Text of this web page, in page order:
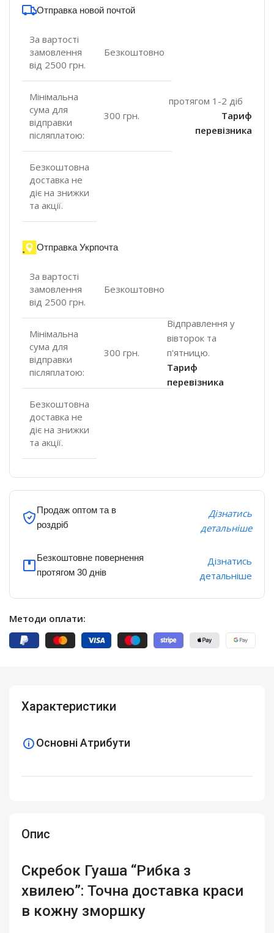
Отправка новой почтой
За вартості
замовлення
від 2500 грн.
Безкоштовно
Мінімальна
сума для
відправки
післяплатою:
300 грн.
Безкоштовна
доставка не
діє на знижки
та акції.
протягом 1-2 діб
Тариф
перевізника
Отправка Укрпочта
За вартості
замовлення
від 2500 грн.
Безкоштовно
Мінімальна
сума для
відправки
післяплатою:
300 грн.
Безкоштовна
доставка не
діє на знижки
та акції.
Відправлення у
вівторок та
п'ятницю.
Тариф
перевізника
Продаж оптом та в
роздріб
Дізнатись
детальніше
Безкоштовне повернення
протягом 30 днів
Дізнатись
детальніше
Методи оплати:
Опис
Скребок Гуаша “Рибка з
хвилею”: Точна доставка краси
в кожну зморшку
Характеристики
Основні Атрибути